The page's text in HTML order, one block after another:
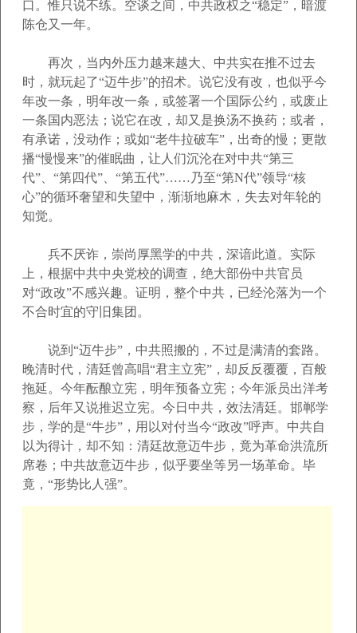
口。惟只说不练。空谈之间，中共政权之“稳定”，暗渡
陈仓又一年。
再次，当内外压力越来越大、中共实在推不过去
时，就玩起了“迈牛步”的招术。说它没有改，也似乎今
年改一条，明年改一条，或签署一个国际公约，或废止
一条国内恶法；说它在改，却又是换汤不换药；或者，
有承诺，没动作；或如“老牛拉破车”，出奇的慢；更散
播“慢慢来”的催眠曲，让人们沉沦在对中共“第三
代”、“第四代”、“第五代”……乃至“第N代”领导“核
心”的循环奢望和失望中，渐渐地麻木，失去对年轮的
知觉。
兵不厌诈，崇尚厚黑学的中共，深谙此道。实际
上，根据中共中央党校的调查，绝大部份中共官员
对“政改”不感兴趣。证明，整个中共，已经沦落为一个
不合时宜的守旧集团。
说到“迈牛步”，中共照搬的，不过是满清的套路。
晚清时代，清廷曾高唱“君主立宪”，却反反覆覆，百般
拖延。今年酝酿立宪，明年预备立宪；今年派员出洋考
察，后年又说推迟立宪。今日中共，效法清廷。邯郸学
步，学的是“牛步”，用以对付当今“政改”呼声。中共自
以为得计，却不知：清廷故意迈牛步，竟为革命洪流所
席卷；中共故意迈牛步，似乎要坐等另一场革命。毕
竟，“形势比人强”。